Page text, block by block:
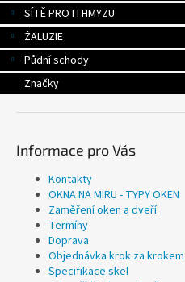
SÍTĚ PROTI HMYZU
ŽALUZIE
Půdní schody
Značky
Informace pro Vás
Kontakty
OKNA NA MÍRU - TYPY OKEN
Zaměření oken a dveří
Termíny
Doprava
Objednávka krok za krokem
Specifikace skel